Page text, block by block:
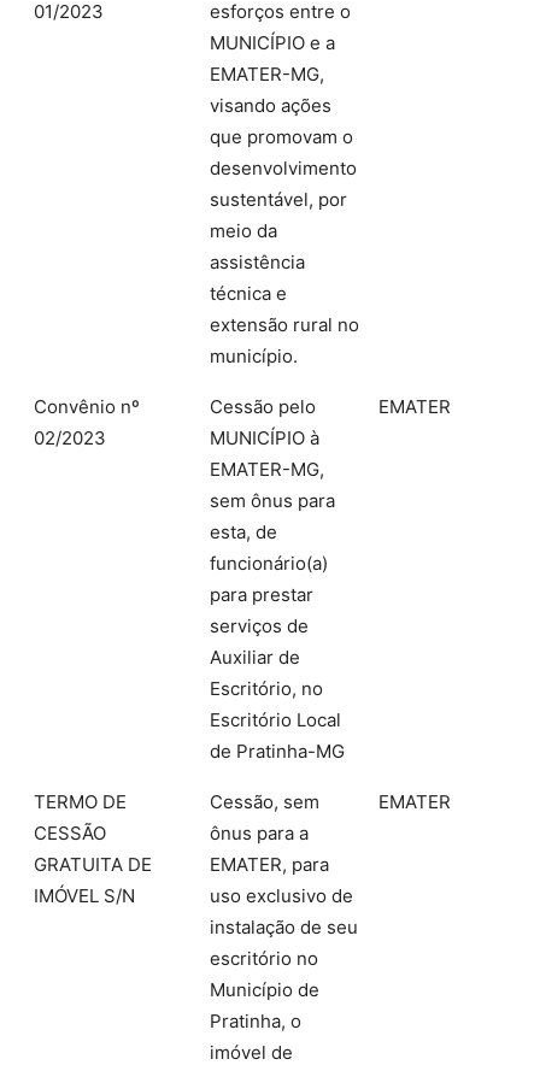
01/2023
esforços entre o
MUNICÍPIO e a
EMATER-MG,
visando ações
que promovam o
desenvolvimento
sustentável, por
meio da
assistência
técnica e
extensão rural no
município.
Convênio nº
02/2023
Cessão pelo
MUNICÍPIO à
EMATER-MG,
sem ônus para
esta, de
funcionário(a)
para prestar
serviços de
Auxiliar de
Escritório, no
Escritório Local
de Pratinha-MG
EMATER
TERMO DE
CESSÃO
GRATUITA DE
IMÓVEL S/N
Cessão, sem
ônus para a
EMATER, para
uso exclusivo de
instalação de seu
escritório no
Município de
Pratinha, o
imóvel de
EMATER